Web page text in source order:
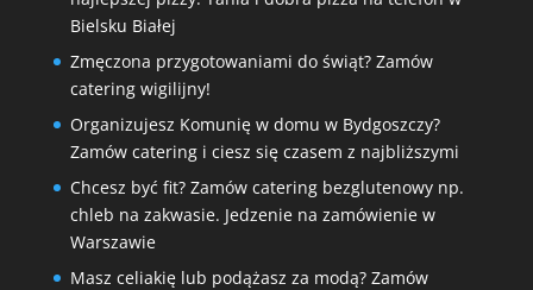
Bielsku Białej
Zmęczona przygotowaniami do świąt? Zamów
catering wigilijny!
Organizujesz Komunię w domu w Bydgoszczy?
Zamów catering i ciesz się czasem z najbliższymi
Chcesz być fit? Zamów catering bezglutenowy np.
chleb na zakwasie. Jedzenie na zamówienie w
Warszawie
Masz celiakię lub podążasz za modą? Zamów